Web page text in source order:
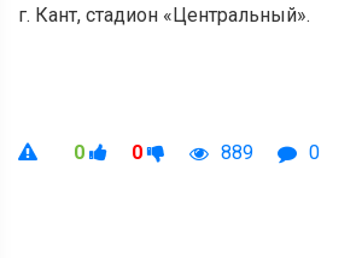
г. Кант, стадион «Центральный».
0 0 889 0